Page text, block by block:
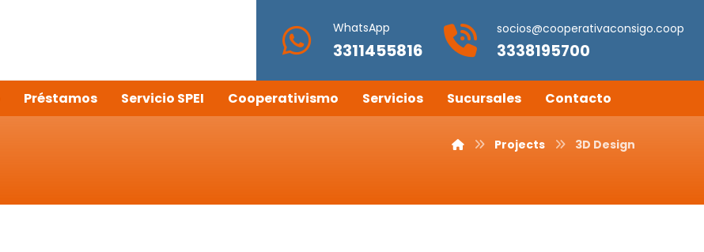
socios@cooperativaconsigo.coop
3338195700
WhatsApp
3311455816
Préstamos Servicio SPEI Cooperativismo Servicios Sucursales Contacto
Projects 3D Design